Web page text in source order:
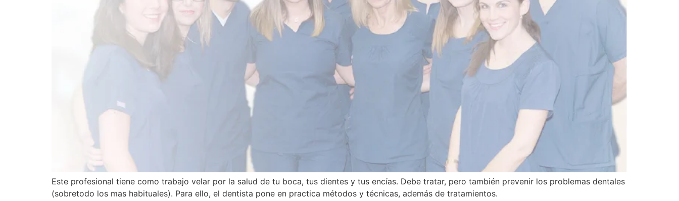
Este profesional tiene como trabajo velar por la salud de tu boca, tus dientes y tus encías. Debe tratar, pero también prevenir los problemas dentales
(sobretodo los mas habituales). Para ello, el dentista pone en practica métodos y técnicas, además de tratamientos.